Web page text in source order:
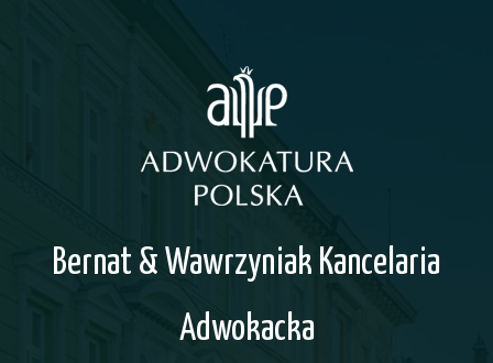
Bernat & Wawrzyniak Kancelaria
Adwokacka